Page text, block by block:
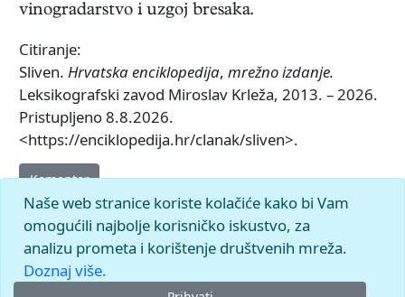
vinogradarstvo i uzgoj bresaka.
Citiranje:
Sliven. Hrvatska enciklopedija, mrežno izdanje.
Leksikografski zavod Miroslav Krleža, 2013. – 2026.
Pristupljeno 8.8.2026.
<https://enciklopedija.hr/clanak/sliven>.
Komentar
Naše web stranice koriste kolačiće kako bi Vam
omogućili najbolje korisničko iskustvo, za
analizu prometa i korištenje društvenih mreža.
Doznaj više.